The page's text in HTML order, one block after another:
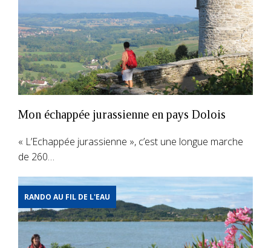
Mon échappée jurassienne en pays Dolois
« L’Echappée jurassienne », c’est une longue marche
de 260…
RANDO AU FIL DE L'EAU